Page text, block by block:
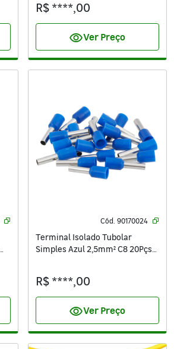
R$ ****,00
visibilityVer Preço
Cód. 90170024
Terminal Isolado Tubolar
Simples Azul 2,5mm² C8 20Pçs
R$ ****,00
visibilityVer Preço